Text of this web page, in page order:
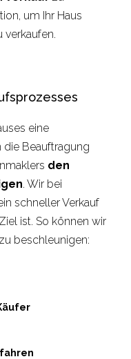
um Ihr Haus
verkaufen.
eine
die Beauftragung
den
. Wir bei
schneller Verkauf
ist. So können wir
beschleunigen: